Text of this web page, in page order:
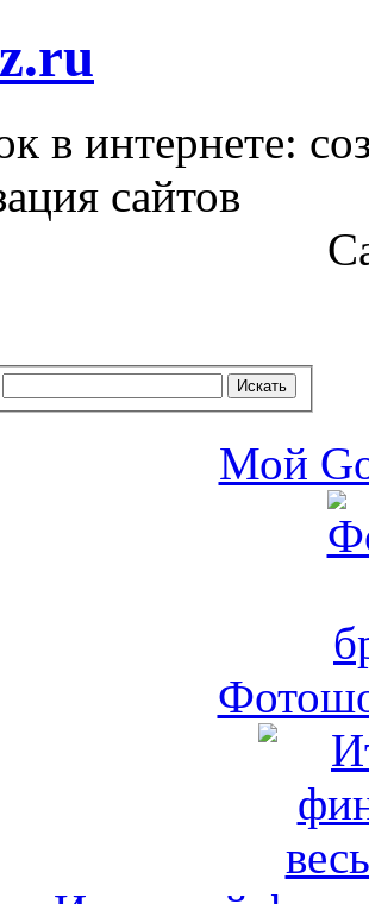
в интернете:
сайтов
Мой